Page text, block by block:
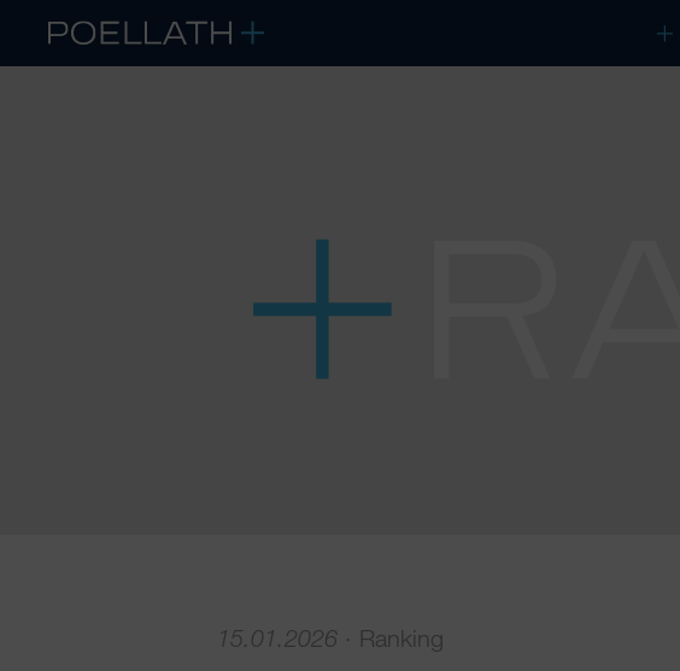
15.01.2026 · Ranking